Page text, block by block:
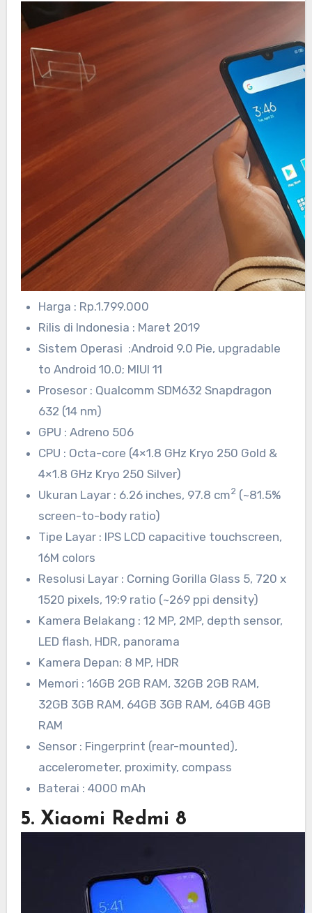
Harga : Rp.1.799.000
Rilis di Indonesia : Maret 2019
Sistem Operasi :Android 9.0 Pie, upgradable
to Android 10.0; MIUI 11
Prosesor : Qualcomm SDM632 Snapdragon
632 (14 nm)
GPU : Adreno 506
CPU : Octa-core (4×1.8 GHz Kryo 250 Gold &
4×1.8 GHz Kryo 250 Silver)
Ukuran Layar : 6.26 inches, 97.8 cm2 (~81.5%
screen-to-body ratio)
Tipe Layar : IPS LCD capacitive touchscreen,
16M colors
Resolusi Layar : Corning Gorilla Glass 5, 720 x
1520 pixels, 19:9 ratio (~269 ppi density)
Kamera Belakang : 12 MP, 2MP, depth sensor,
LED flash, HDR, panorama
Kamera Depan: 8 MP, HDR
Memori : 16GB 2GB RAM, 32GB 2GB RAM,
32GB 3GB RAM, 64GB 3GB RAM, 64GB 4GB
RAM
Sensor : Fingerprint (rear-mounted),
accelerometer, proximity, compass
Baterai : 4000 mAh
5. Xiaomi Redmi 8